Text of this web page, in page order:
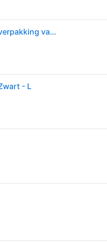
Calvin Klein Tanktop voor heren met ronde hals, verpakking van 3 stuks, zwart (zwart, zwart, zwart), M
- L